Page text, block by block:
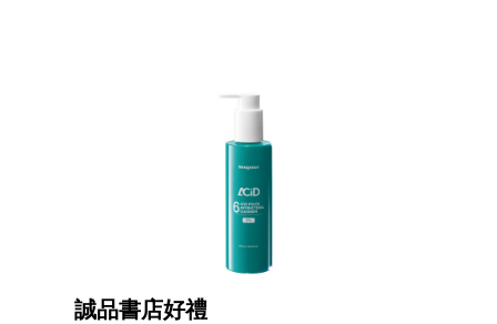
誠品書店好禮